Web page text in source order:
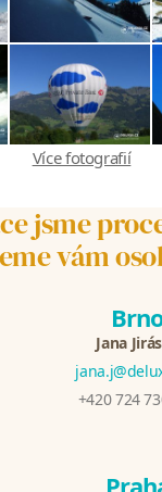
Více fotografií
jsme
vám
Jana
+420 724